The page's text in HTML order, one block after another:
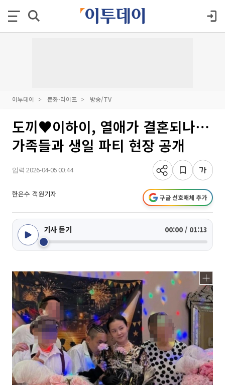
이투데이 문화·라이프 방송/TV
도끼♥이하이, 열애가 결혼되나⋯
가족들과 생일 파티 현장 공개
입력 2026-04-05 00:44
한은수 객원기자 구글 선호매체 추가
기사 듣기 00:00 / 01:13